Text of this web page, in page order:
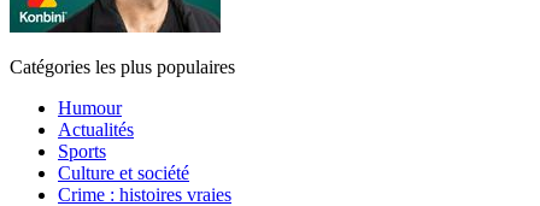
Catégories les plus populaires
Humour
Actualités
Sports
Culture et société
Crime : histoires vraies